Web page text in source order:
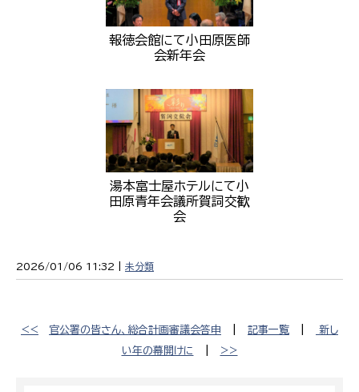
報徳会館にて小田原医師
会新年会
湯本富士屋ホテルにて小
田原青年会議所賀詞交歓
会
2026/01/06 11:32 | 未分類
<< 官公署の皆さん、総合計画審議会答申 記事一覧
新し
い年の幕開けに
>>